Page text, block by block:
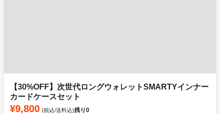
【30%OFF】次世代ロングウォレットSMARTYインナー
カードケースセット
¥9,800 (税込/送料込)残り0